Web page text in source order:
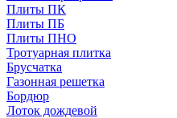
Плиты ПК
Плиты ПБ
Плиты ПНО
Тротуарная плитка
Брусчатка
Газонная решетка
Бордюр
Лоток дождевой